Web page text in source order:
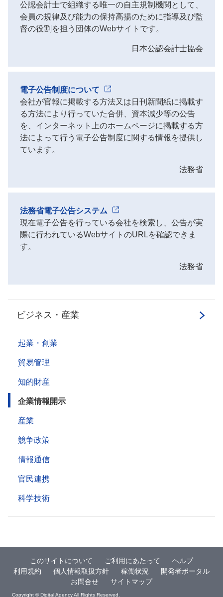
公認会計士で組織する唯一の自主規制機関として、
会員の規律及び能力の保持高揚のために指導及び監
督の役割を担う団体のWebサイトです。
日本公認会計士協会
電子公告制度について
会社が官報に掲載する方法又は日刊新聞紙に掲載す
る方法により行っていた合併、資本減少等の公告
を、インターネット上のホームページに掲載する方
法によって行う電子公告制度に関する情報を提供し
ています。
法務省
法務省電子公告システム
現在電子公告を行っている会社を検索し、公告が実
際に行われているWebサイトのURLを確認できま
す。
法務省
ビジネス・産業
起業・創業
貿易管理
知的財産
企業情報開示
産業
競争政策
情報通信
官民連携
科学技術
このサイトについて ご利用にあたって
ヘルプ
利用規約
個人情報取扱方針 稼働状況
開発者ポータル
お問合せ
サイトマップ
Copyright © Digital Agency All Rights Reserved.